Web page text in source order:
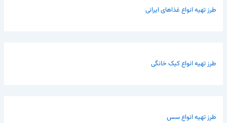
طرز تهیه انواع غذاهای ایرانی
طرز تهیه انواع کیک خانگی
طرز تهیه انواع سس